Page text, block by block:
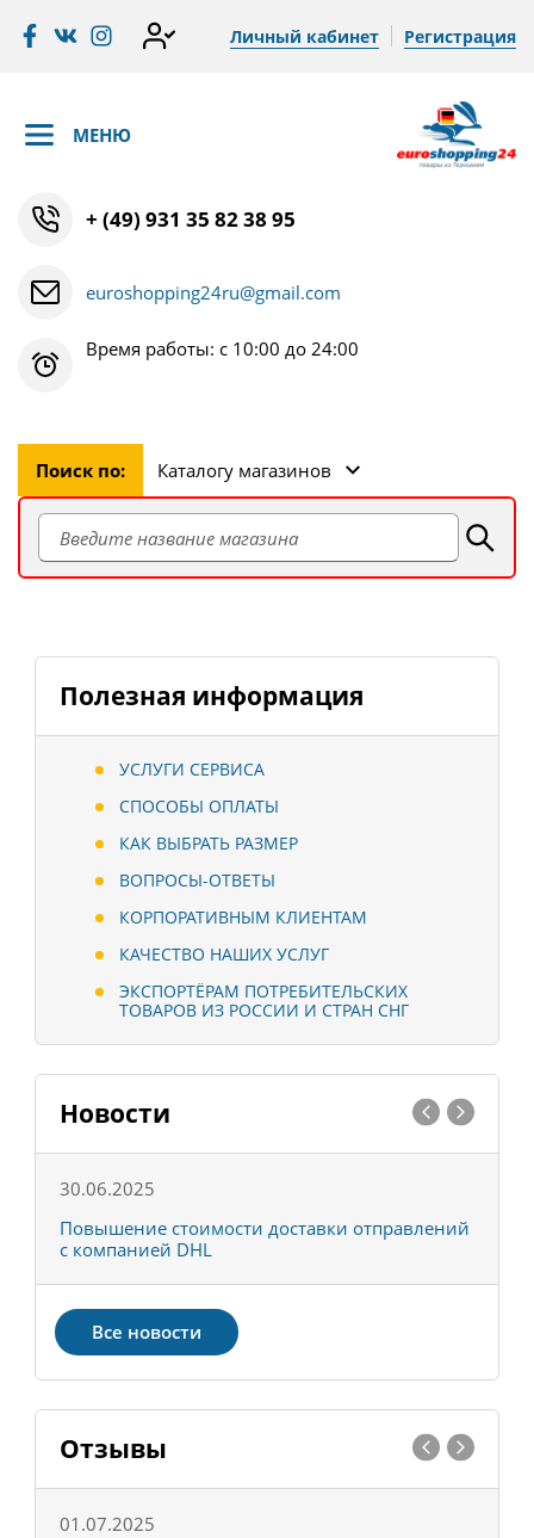
Личный кабинет Регистрация
МЕНЮ
+ (49) 931 35 82 38 95
euroshopping24ru@gmail.com
Время работы: с 10:00 до 24:00
Поиск по: Каталогу магазинов
Полезная информация
УСЛУГИ СЕРВИСА
СПОСОБЫ ОПЛАТЫ
КАК ВЫБРАТЬ РАЗМЕР
ВОПРОСЫ-ОТВЕТЫ
КОРПОРАТИВНЫМ КЛИЕНТАМ
КАЧЕСТВО НАШИХ УСЛУГ
ЭКСПОРТЁРАМ ПОТРЕБИТЕЛЬСКИХ
ТОВАРОВ ИЗ РОССИИ И СТРАН СНГ
Новости
30.06.2025
Повышение стоимости доставки отправлений
с компанией DHL
Все новости
Отзывы
01.07.2025